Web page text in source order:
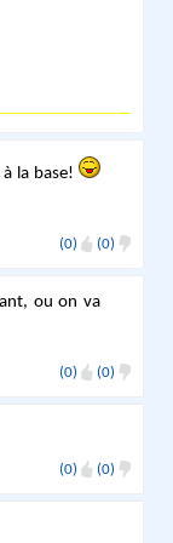
la base!
(0) (0)
ou on va
(0) (0)
(0) (0)